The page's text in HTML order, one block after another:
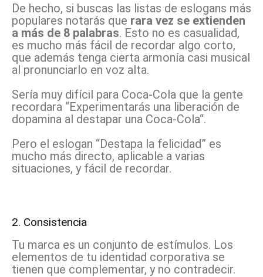
De hecho, si buscas las listas de eslogans más
populares notarás que rara vez se extienden
a más de 8 palabras. Esto no es casualidad,
es mucho más fácil de recordar algo corto,
que además tenga cierta armonía casi musical
al pronunciarlo en voz alta.
Sería muy difícil para Coca-Cola que la gente
recordara “Experimentarás una liberación de
dopamina al destapar una Coca-Cola“.
Pero el eslogan “Destapa la felicidad” es
mucho más directo, aplicable a varias
situaciones, y fácil de recordar.
2. Consistencia
Tu marca es un conjunto de estímulos. Los
elementos de tu identidad corporativa se
tienen que complementar, y no contradecir.